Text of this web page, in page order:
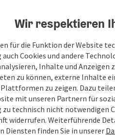
mit jenem Genuss, für den
Warten auf den ersten
Pläne. Ob Konzert,
Wir respektieren
für die Funktion der Website
Cookies und andere
Inhalte und Anzeigen
zu können, externe Inhalte
zu zeigen. Dazu
mit unseren Partnern für
technisch nicht notwendigen
widerrufen. Weiterführende
Diensten finden Sie in unserer